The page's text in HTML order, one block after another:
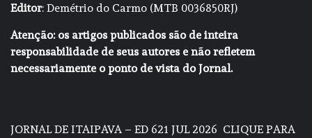
Editor: Demétrio do Carmo (MTB 0036850RJ)
Atenção: os artigos publicados são de inteira
responsabilidade de seus autores e não refletem
necessariamente o ponto de vista do Jornal.
JORNAL DE ITAIPAVA – ED 621 JUL 2026 CLIQUE PARA